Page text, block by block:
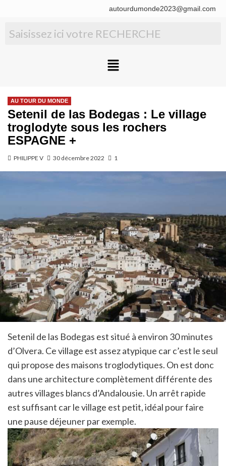
autourdumonde2023@gmail.com
AU TOUR DU MONDE
Setenil de las Bodegas : Le village
troglodyte sous les rochers
ESPAGNE +
PHILIPPE V 30 décembre 2022 1
Setenil de las Bodegas est situé à environ 30 minutes
d’Olvera. Ce village est assez atypique car c’est le seul
qui propose des maisons troglodytiques. On est donc
dans une architecture complètement différente des
autres villages blancs d’Andalousie. Un arrêt rapide
est suffisant car le village est petit, idéal pour faire
une pause déjeuner par exemple.